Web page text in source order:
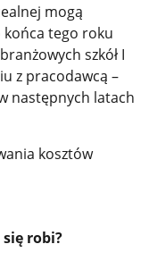
mogą
końca tego roku
szkół I
z pracodawcą –
następnych latach
kosztów
się robi?